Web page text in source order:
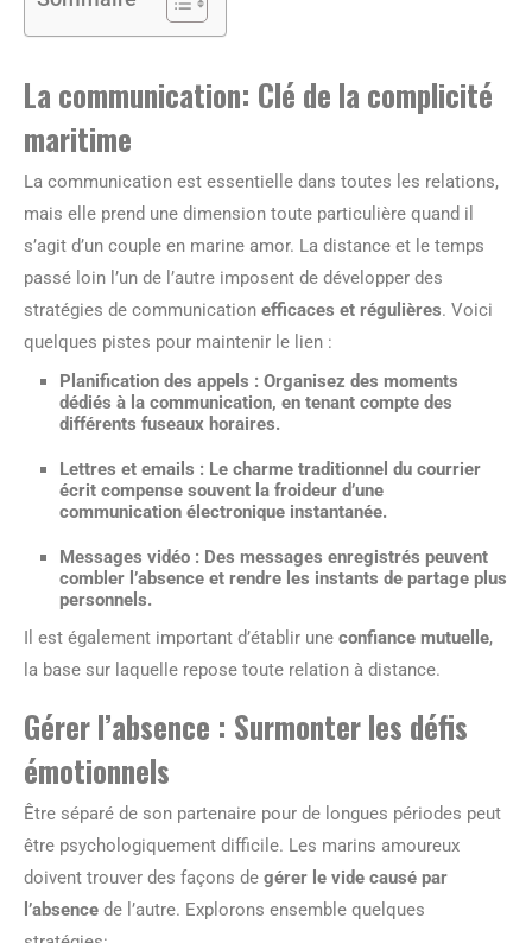
La communication: Clé de la complicité
maritime
La communication est essentielle dans toutes les relations,
mais elle prend une dimension toute particulière quand il
s’agit d’un couple en marine amor. La distance et le temps
passé loin l’un de l’autre imposent de développer des
stratégies de communication efficaces et régulières. Voici
quelques pistes pour maintenir le lien :
Planification des appels : Organisez des moments
dédiés à la communication, en tenant compte des
différents fuseaux horaires.
Lettres et emails : Le charme traditionnel du courrier
écrit compense souvent la froideur d’une
communication électronique instantanée.
Messages vidéo : Des messages enregistrés peuvent
combler l’absence et rendre les instants de partage plus
personnels.
Il est également important d’établir une confiance mutuelle,
la base sur laquelle repose toute relation à distance.
Gérer l’absence : Surmonter les défis
émotionnels
Être séparé de son partenaire pour de longues périodes peut
être psychologiquement difficile. Les marins amoureux
doivent trouver des façons de gérer le vide causé par
l’absence de l’autre. Explorons ensemble quelques